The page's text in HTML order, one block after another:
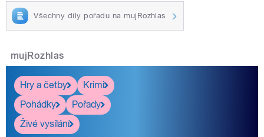
Všechny díly pořadu na mujRozhlas
mujRozhlas
Hry a četby
Krimi
Pohádky
Pořady
Živé vysílání